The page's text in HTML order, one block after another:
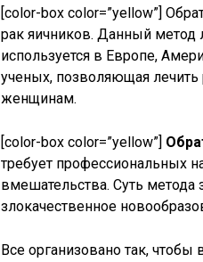
[color-box color=”yellow”]
рак яичников. Данный метод
используется в Европе,
ученых, позволяющая
женщинам.
[color-box color=”yellow”]
требует профессиональных
вмешательства. Суть метода
злокачественное
Все организовано так, чтобы